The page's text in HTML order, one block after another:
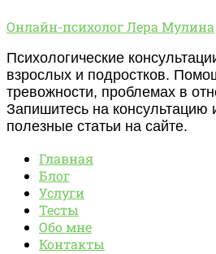
Онлайн-
Лера
Мулина
Онлайн-психолог Лера Мулина
Психологические
взрослых и подростков.
тревожности, проблемах в
Запишитесь на консультацию
полезные статьи на сайте.
Главная
Блог
Услуги
Тесты
Обо мне
Контакты